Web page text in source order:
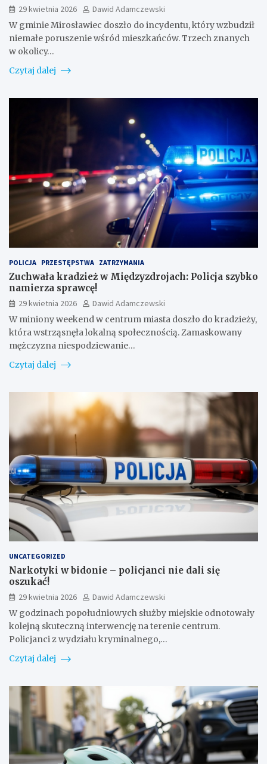
29 kwietnia 2026
Dawid Adamczewski
W gminie Mirosławiec doszło do incydentu, który wzbudził
niemałe poruszenie wśród mieszkańców. Trzech znanych
w okolicy…
Czytaj dalej
POLICJA PRZESTĘPSTWA ZATRZYMANIA
Zuchwała kradzież w Międzyzdrojach: Policja szybko
namierza sprawcę!
29 kwietnia 2026
Dawid Adamczewski
W miniony weekend w centrum miasta doszło do kradzieży,
która wstrząsnęła lokalną społecznością. Zamaskowany
mężczyzna niespodziewanie…
Czytaj dalej
UNCATEGORIZED
Narkotyki w bidonie – policjanci nie dali się
oszukać!
29 kwietnia 2026
Dawid Adamczewski
W godzinach popołudniowych służby miejskie odnotowały
kolejną skuteczną interwencję na terenie centrum.
Policjanci z wydziału kryminalnego,…
Czytaj dalej